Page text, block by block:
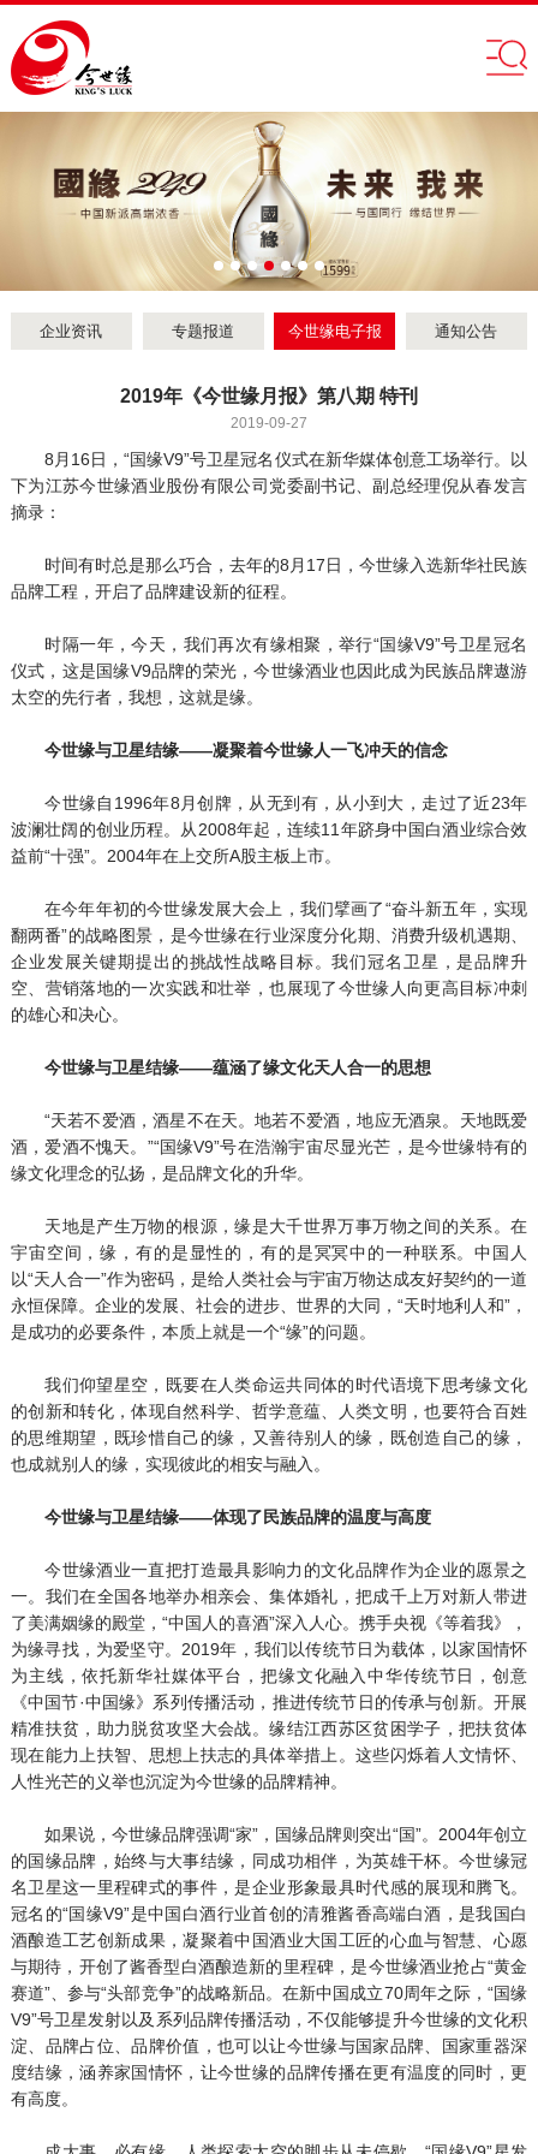
企业资讯 专题报道 今世缘电子报 通知公告
2019年《今世缘月报》第八期 特刊
2019-09-27
8月16日，“国缘V9”号卫星冠名仪式在新华媒体创意工场举行。以
下为江苏今世缘酒业股份有限公司党委副书记、副总经理倪从春发言
摘录：
时间有时总是那么巧合，去年的8月17日，今世缘入选新华社民族
品牌工程，开启了品牌建设新的征程。
时隔一年，今天，我们再次有缘相聚，举行“国缘V9”号卫星冠名
仪式，这是国缘V9品牌的荣光，今世缘酒业也因此成为民族品牌遨游
太空的先行者，我想，这就是缘。
今世缘与卫星结缘——凝聚着今世缘人一飞冲天的信念
今世缘自1996年8月创牌，从无到有，从小到大，走过了近23年
波澜壮阔的创业历程。从2008年起，连续11年跻身中国白酒业综合效
益前“十强”。2004年在上交所A股主板上市。
在今年年初的今世缘发展大会上，我们擘画了“奋斗新五年，实现
翻两番”的战略图景，是今世缘在行业深度分化期、消费升级机遇期、
企业发展关键期提出的挑战性战略目标。我们冠名卫星，是品牌升
空、营销落地的一次实践和壮举，也展现了今世缘人向更高目标冲刺
的雄心和决心。
今世缘与卫星结缘——蕴涵了缘文化天人合一的思想
“天若不爱酒，酒星不在天。地若不爱酒，地应无酒泉。天地既爱
酒，爱酒不愧天。”“国缘V9”号在浩瀚宇宙尽显光芒，是今世缘特有的
缘文化理念的弘扬，是品牌文化的升华。
天地是产生万物的根源，缘是大千世界万事万物之间的关系。在
宇宙空间，缘，有的是显性的，有的是冥冥中的一种联系。中国人
以“天人合一”作为密码，是给人类社会与宇宙万物达成友好契约的一道
永恒保障。企业的发展、社会的进步、世界的大同，“天时地利人和”，
是成功的必要条件，本质上就是一个“缘”的问题。
我们仰望星空，既要在人类命运共同体的时代语境下思考缘文化
的创新和转化，体现自然科学、哲学意蕴、人类文明，也要符合百姓
的思维期望，既珍惜自己的缘，又善待别人的缘，既创造自己的缘，
也成就别人的缘，实现彼此的相安与融入。
今世缘与卫星结缘——体现了民族品牌的温度与高度
今世缘酒业一直把打造最具影响力的文化品牌作为企业的愿景之
一。我们在全国各地举办相亲会、集体婚礼，把成千上万对新人带进
了美满姻缘的殿堂，“中国人的喜酒”深入人心。携手央视《等着我》，
为缘寻找，为爱坚守。2019年，我们以传统节日为载体，以家国情怀
为主线，依托新华社媒体平台，把缘文化融入中华传统节日，创意
《中国节·中国缘》系列传播活动，推进传统节日的传承与创新。开展
精准扶贫，助力脱贫攻坚大会战。缘结江西苏区贫困学子，把扶贫体
现在能力上扶智、思想上扶志的具体举措上。这些闪烁着人文情怀、
人性光芒的义举也沉淀为今世缘的品牌精神。
如果说，今世缘品牌强调“家”，国缘品牌则突出“国”。2004年创立
的国缘品牌，始终与大事结缘，同成功相伴，为英雄干杯。今世缘冠
名卫星这一里程碑式的事件，是企业形象最具时代感的展现和腾飞。
冠名的“国缘V9”是中国白酒行业首创的清雅酱香高端白酒，是我国白
酒酿造工艺创新成果，凝聚着中国酒业大国工匠的心血与智慧、心愿
与期待，开创了酱香型白酒酿造新的里程碑，是今世缘酒业抢占“黄金
赛道”、参与“头部竞争”的战略新品。在新中国成立70周年之际，“国缘
V9”号卫星发射以及系列品牌传播活动，不仅能够提升今世缘的文化积
淀、品牌占位、品牌价值，也可以让今世缘与国家品牌、国家重器深
度结缘，涵养家国情怀，让今世缘的品牌传播在更有温度的同时，更
有高度。